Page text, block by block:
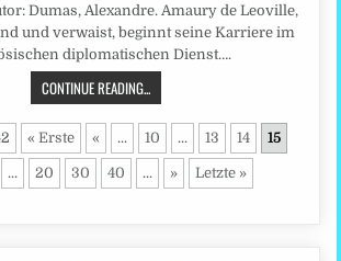
Dumas, Alexandre. Amaury de Leoville,
und verwaist, beginnt seine Karriere im
diplomatischen Dienst….
CONTINUE READING...
« Erste « ... 10 ... 13 14 15
... 20 30 40 ... » Letzte »